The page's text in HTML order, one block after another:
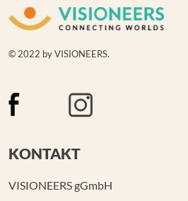
© 2022 by VISIONEERS.
KONTAKT
VISIONEERS gGmbH